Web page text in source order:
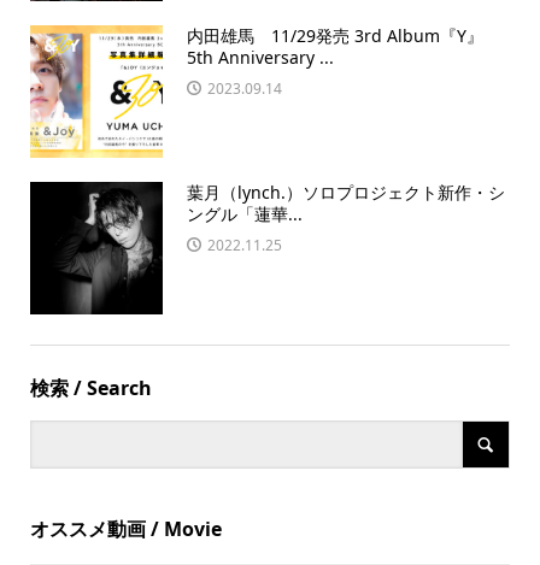
内田雄馬 11/29発売 3rd Album『Y』
5th Anniversary ...
2023.09.14
葉月（lynch.）ソロプロジェクト新作・シ
ングル「蓮華...
2022.11.25
検索 / Search
オススメ動画 / Movie